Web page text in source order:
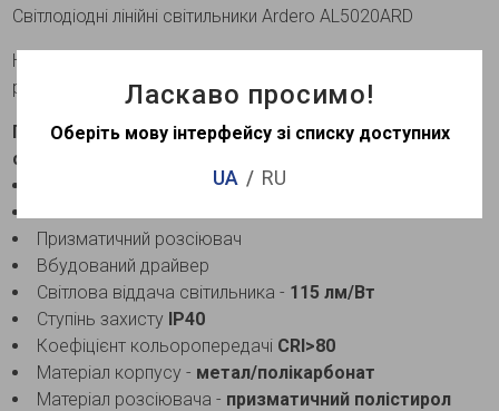
Світлодіодні лінійні світильники Ardero AL5020ARD
Нові потужності лінійних світильників з призматичним
розсіювачем
Переваги та особливості світлодіодного лінійного
світильника Ardero AL5020ARD 38Вт білого кольору:
Призматичний розсіювач
Вбудований драйвер
Світлова віддача світильника - 115 лм/Вт
Ступінь захисту IP40
Коефіцієнт кольоропередачі CRI>80
Матеріал корпусу - метал/полікарбонат
Матеріал розсіювача - призматичний полістирол
Ласкаво просимо!
Оберіть мову інтерфейсу зі списку доступних
UA RU